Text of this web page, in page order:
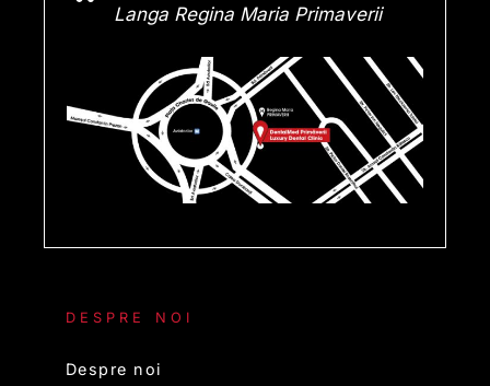
Langa Regina Maria Primaverii
DESPRE NOI
Despre noi